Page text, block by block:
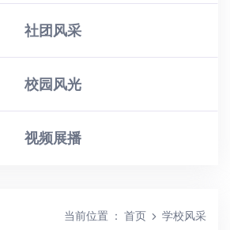
社团风采
校园风光
视频展播
当前位置 ： 首页 学校风采